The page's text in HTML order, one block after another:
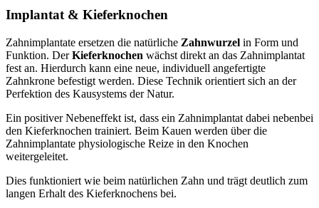
Implantat & Kieferknochen
Zahnimplantate ersetzen die natürliche Zahnwurzel in Form und
Funktion. DerKieferknochen wächst direkt an das Zahnimplantat
fest an. Hierdurch kann eine neue, individuell angefertigte
Zahnkrone befestigt werden. Diese Technik orientiert sich an der
Perfektion des Kausystems der Natur.
Ein positiver Nebeneffekt ist, dass ein Zahnimplantat dabei nebenbei
den Kieferknochen trainiert. Beim Kauen werden über die
Zahnimplantate physiologische Reize in den Knochen
weitergeleitet.
Dies funktioniert wie beim natürlichen Zahn und trägt deutlich zum
langen Erhalt des Kieferknochens bei.